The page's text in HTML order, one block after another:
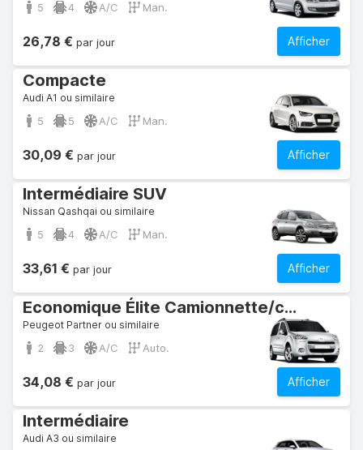
5 4 A/C Man.
Afficher
26,78 € par jour
Compacte
Audi A1 ou similaire
5 5 A/C Man.
Afficher
30,09 € par jour
Intermédiaire SUV
Nissan Qashqai ou similaire
5 4 A/C Man.
Afficher
33,61 € par jour
Economique Élite Camionnette/camion commercial
Peugeot Partner ou similaire
2 3 A/C Auto.
Afficher
34,08 € par jour
Intermédiaire
Audi A3 ou similaire